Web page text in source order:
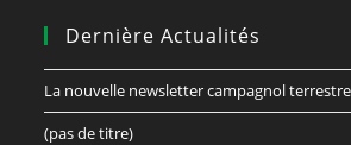
Dernière Actualités
La nouvelle newsletter campagnol terrestre
(pas de titre)